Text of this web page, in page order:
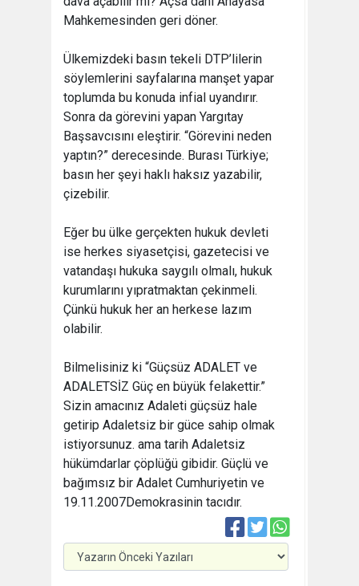
Mahkemesinden geri döner.
Ülkemizdeki basın tekeli DTP’lilerin
söylemlerini sayfalarına manşet yapar
toplumda bu konuda infial uyandırır.
Sonra da görevini yapan Yargıtay
Başsavcısını eleştirir. “Görevini neden
yaptın?” derecesinde. Burası Türkiye;
basın her şeyi haklı haksız yazabilir,
çizebilir.
Eğer bu ülke gerçekten hukuk devleti
ise herkes siyasetçisi, gazetecisi ve
vatandaşı hukuka saygılı olmalı, hukuk
kurumlarını yıpratmaktan çekinmeli.
Çünkü hukuk her an herkese lazım
olabilir.
Bilmelisiniz ki “Güçsüz ADALET ve
ADALETSİZ Güç en büyük felakettir.”
Sizin amacınız Adaleti güçsüz hale
getirip Adaletsiz bir güce sahip olmak
istiyorsunuz. ama tarih Adaletsiz
hükümdarlar çöplüğü gibidir. Güçlü ve
bağımsız bir Adalet Cumhuriyetin ve
Demokrasinin tacıdır.
19.11.2007